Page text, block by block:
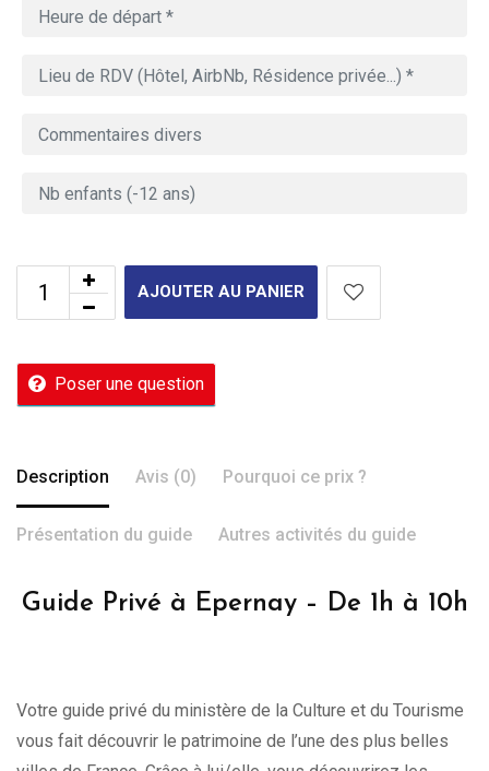
AJOUTER AU PANIER
Poser une question
Description Avis (0) Pourquoi ce prix ?
Présentation du guide Autres activités du guide
Guide Privé à Epernay – De 1h à 10h
Votre guide privé du ministère de la Culture et du Tourisme
vous fait découvrir le patrimoine de l’une des plus belles